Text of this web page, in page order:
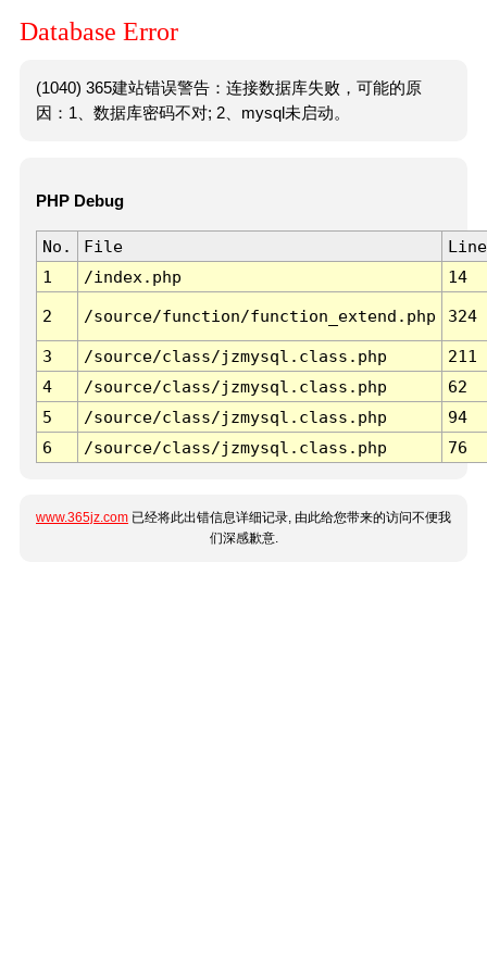
Database Error
(1040) 365建站错误警告：连接数据库失败，可能的原
因：1、数据库密码不对; 2、mysql未启动。
PHP Debug
No. File
Line
1
/index.php 14
2 /source/function/function_extend.php 324
3 /source/class/jzmysql.class.php
211
4
/source/class/jzmysql.class.php
62
5
/source/class/jzmysql.class.php
94
6
/source/class/jzmysql.class.php 76
www.365jz.com 已经将此出错信息详细记录, 由此给您带来的访问不便我
们深感歉意.